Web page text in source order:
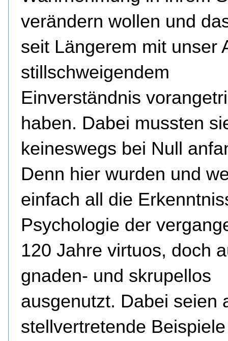
verändern wollen und
seit Längerem mit unser
stillschweigendem
Einverständnis
haben. Dabei mussten
keineswegs bei Null
Denn hier wurden und
einfach all die
Psychologie der
120 Jahre virtuos, doch
gnaden- und skrupellos
ausgenutzt. Dabei seien
stellvertretende